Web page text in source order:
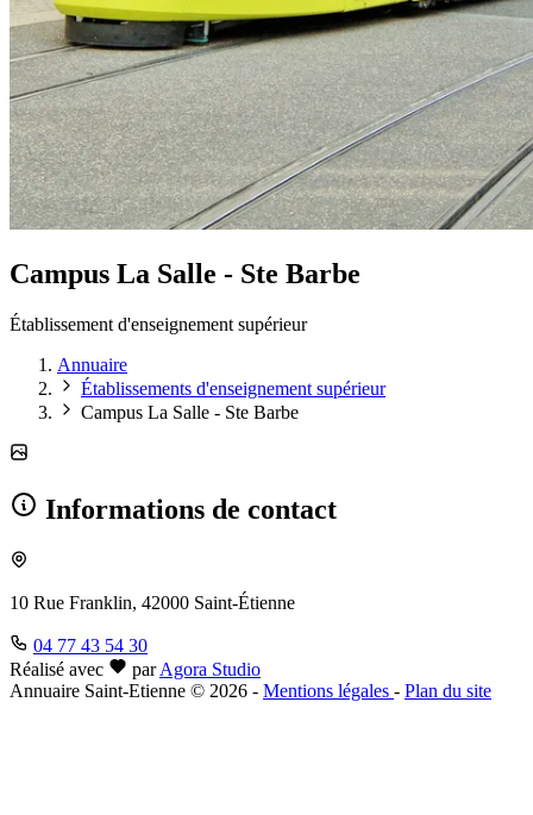
Campus La Salle - Ste Barbe
Établissement d'enseignement supérieur
Annuaire
Établissements d'enseignement supérieur
Campus La Salle - Ste Barbe
Informations de contact
10 Rue Franklin, 42000 Saint-Étienne
04 77 43 54 30
Réalisé avec
par Agora Studio
Annuaire Saint-Etienne © 2026 - Mentions légales - Plan du site